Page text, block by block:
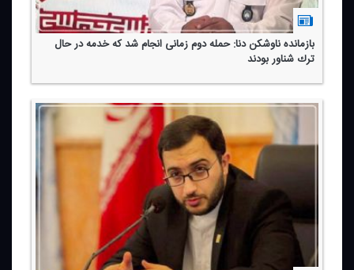
بازمانده ناوشكن دنا: حمله دوم زمانی انجام شد كه خدمه در حال
ترك شناور بودند